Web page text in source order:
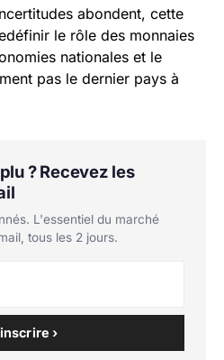
abondent, cette
le rôle des monnaies
nationales et le
pas le dernier pays à
? Recevez les
L'essentiel du marché
tous les 2 jours.
›